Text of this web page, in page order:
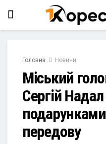
Головна Новини
Міський
Сергій
передову